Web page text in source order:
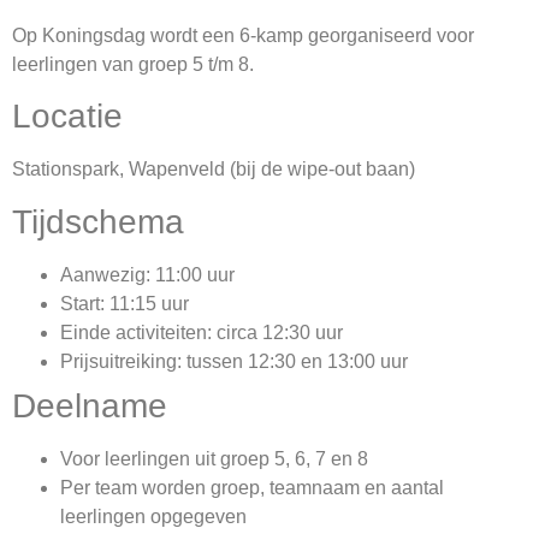
Op Koningsdag wordt een 6-kamp georganiseerd voor
leerlingen van groep 5 t/m 8.
Locatie
Stationspark, Wapenveld (bij de wipe-out baan)
Tijdschema
Aanwezig: 11:00 uur
Start: 11:15 uur
Einde activiteiten: circa 12:30 uur
Prijsuitreiking: tussen 12:30 en 13:00 uur
Deelname
Voor leerlingen uit groep 5, 6, 7 en 8
Per team worden groep, teamnaam en aantal
leerlingen opgegeven